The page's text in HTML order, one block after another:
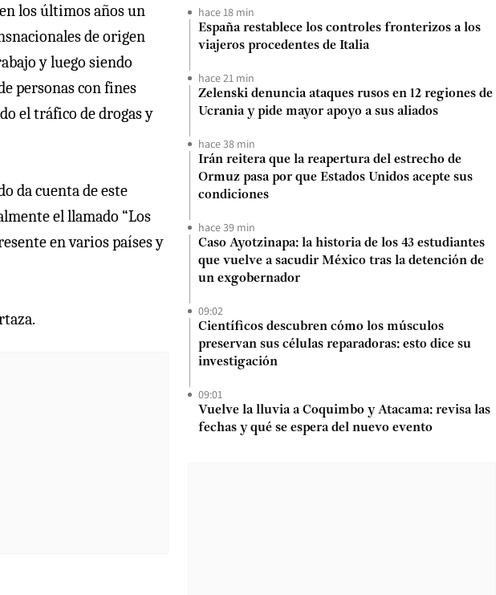
los últimos años un
de origen
y luego siendo
personas con fines
el tráfico de drogas y
da cuenta de este
el llamado “Los
en varios países y
hace 18 min
España restablece los controles fronterizos a los
viajeros procedentes de Italia
hace 21 min
Zelenski denuncia ataques rusos en 12 regiones de
Ucrania y pide mayor apoyo a sus aliados
hace 38 min
Irán reitera que la reapertura del estrecho de
Ormuz pasa por que Estados Unidos acepte sus
condiciones
hace 39 min
Caso Ayotzinapa: la historia de los 43 estudiantes
que vuelve a sacudir México tras la detención de
un exgobernador
09:02
Científicos descubren cómo los músculos
preservan sus células reparadoras: esto dice su
investigación
09:01
Vuelve la lluvia a Coquimbo y Atacama: revisa las
fechas y qué se espera del nuevo evento